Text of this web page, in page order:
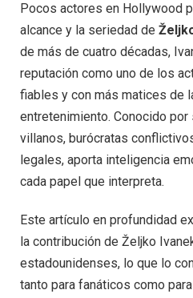
Pocos actores en Hollywood
alcance y la seriedad de
de más de cuatro décadas,
reputación como uno de los
fiables y con más matices de
entretenimiento. Conocido
villanos, burócratas
legales, aporta inteligencia
cada papel que interpreta.
Este artículo en profundidad
la contribución de Željko
estadounidenses, lo que lo
tanto para fanáticos como